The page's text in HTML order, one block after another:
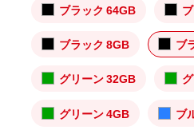
ブラック 64GB
ブラック 8GB ブ
グリーン 32GB
グリーン 4GB ブ